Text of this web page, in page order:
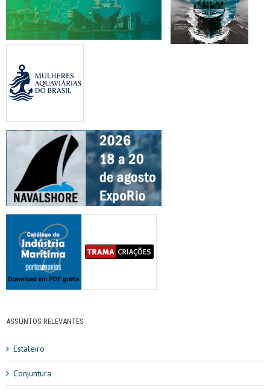
ASSUNTOS RELEVANTES
Estaleiro
Conjuntura